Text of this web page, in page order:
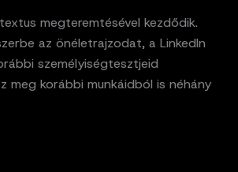
megteremtésével kezdődik.
az önéletrajzodat, a LinkedIn
személyiségtesztjeid
meg korábbi munkáidból is néhány